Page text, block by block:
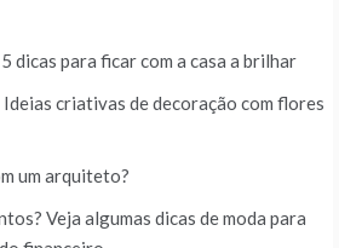
dicas para ficar com a casa a brilhar
criativas de decoração com flores
um arquiteto?
Veja algumas dicas de moda para